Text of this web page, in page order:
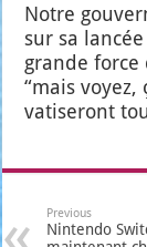
Notre
sur sa
grande
“mais
va­ti­se­ront
Previous
Nintendo